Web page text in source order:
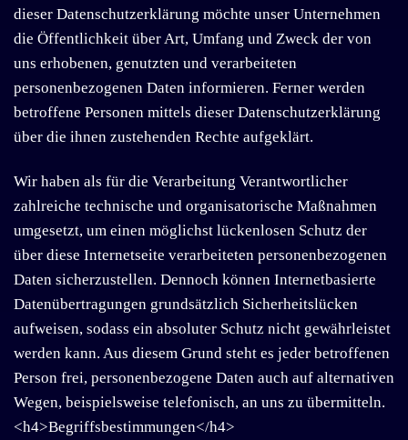
dieser Datenschutzerklärung möchte unser Unternehmen
die Öffentlichkeit über Art, Umfang und Zweck der von
uns erhobenen, genutzten und verarbeiteten
personenbezogenen Daten informieren. Ferner werden
betroffene Personen mittels dieser Datenschutzerklärung
über die ihnen zustehenden Rechte aufgeklärt.
Wir haben als für die Verarbeitung Verantwortlicher
zahlreiche technische und organisatorische Maßnahmen
umgesetzt, um einen möglichst lückenlosen Schutz der
über diese Internetseite verarbeiteten personenbezogenen
Daten sicherzustellen. Dennoch können Internetbasierte
Datenübertragungen grundsätzlich Sicherheitslücken
aufweisen, sodass ein absoluter Schutz nicht gewährleistet
werden kann. Aus diesem Grund steht es jeder betroffenen
Person frei, personenbezogene Daten auch auf alternativen
Wegen, beispielsweise telefonisch, an uns zu übermitteln.
<h4>Begriffsbestimmungen</h4>